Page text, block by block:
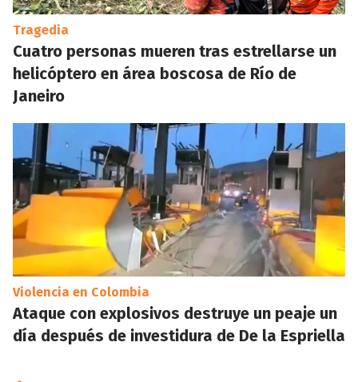
Tragedia
Cuatro personas mueren tras estrellarse un
helicóptero en área boscosa de Río de
Janeiro
Violencia en Colombia
Ataque con explosivos destruye un peaje un
día después de investidura de De la Espriella